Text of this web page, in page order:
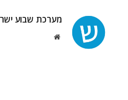
מערכת שבוע
Website